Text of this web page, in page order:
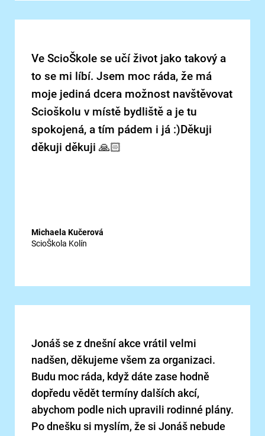
Ve ScioŠkole se učí život jako takový a
to se mi líbí. Jsem moc ráda, že má
moje jediná dcera možnost navštěvovat
Scioškolu v místě bydliště a je tu
spokojená, a tím pádem i já :)Děkuji
děkuji děkuji 🙏🏻
Michaela Kučerová
ScioŠkola Kolín
Jonáš se z dnešní akce vrátil velmi
nadšen, děkujeme všem za organizaci.
Budu moc ráda, když dáte zase hodně
dopředu vědět termíny dalších akcí,
abychom podle nich upravili rodinné plány.
Po dnešku si myslím, že si Jonáš nebude